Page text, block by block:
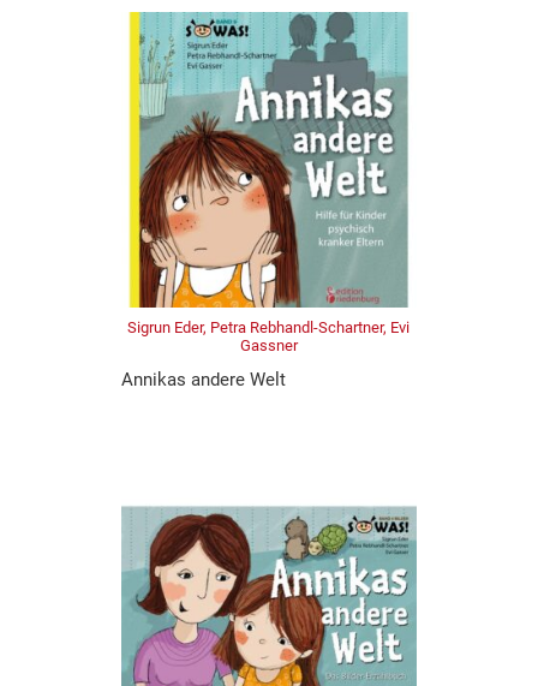
Sigrun Eder, Petra Rebhandl-Schartner, Evi
Gassner
Annikas andere Welt